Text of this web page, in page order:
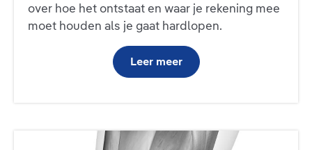
over hoe het ontstaat en waar je rekening mee
moet houden als je gaat hardlopen.
Leer meer